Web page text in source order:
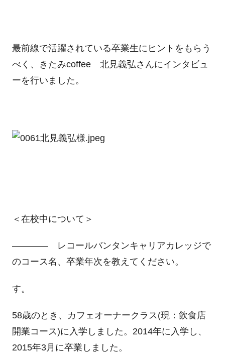
最前線で活躍されている卒業生にヒントをもらう
べく、きたみcoffee 北見義弘さんにインタビュ
ーを行いました。
＜在校中について＞
―――― レコールバンタンキャリアカレッジで
のコース名、卒業年次を教えてください。
す。
58歳のとき、カフェオーナークラス(現：飲食店
開業コース)に入学しました。2014年に入学し、
2015年3月に卒業しました。